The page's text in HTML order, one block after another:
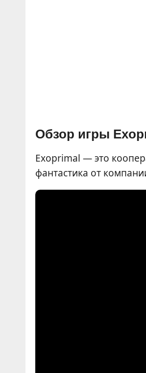
Обзор игры
Exoprimal — это
фантастика от